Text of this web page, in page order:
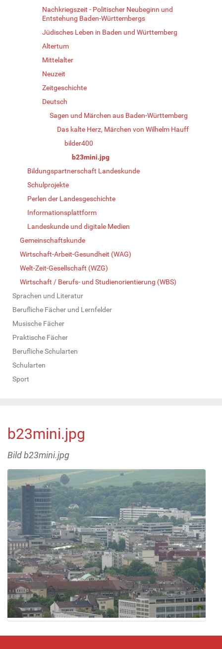
Nachkriegszeit - Politischer Neubeginn und
Entstehung Baden-Württembergs
Jüdisches Leben in Baden und Württemberg
Altertum
Mittelalter
Neuzeit
Zeitgeschichte
Deutsch
Sagen und Märchen aus Baden-Württemberg
Das kalte Herz, Märchen von Wilhelm Hauff
bilder400
b23mini.jpg
Bildungspartnerschaft Landeskunde
Schulprojekte
Perlen der Landesgeschichte
Informationsplattform
Landeskunde und digitale Medien
Gemeinschaftskunde
Wirtschaft-Arbeit-Gesundheit (WAG)
Welt-Zeit-Gesellschaft (WZG)
Wirtschaft / Berufs- und Studienorientierung (WBS)
Sprachen und Literatur
Berufliche Fächer und Lernfelder
Musische Fächer
Praktische Fächer
Berufliche Schularten
Schularten
Sport
b23mini.jpg
Bild b23mini.jpg
e